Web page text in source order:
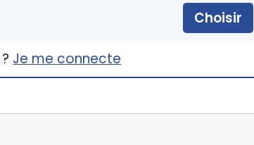
Choisir
Je me connecte